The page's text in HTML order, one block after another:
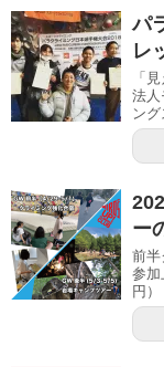
パ
レ
「
法人
ン
ー
前半
参
円）